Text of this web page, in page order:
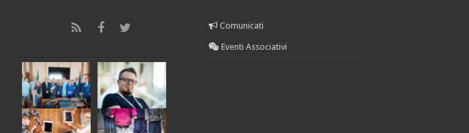
Comunicati
Eventi Associativi